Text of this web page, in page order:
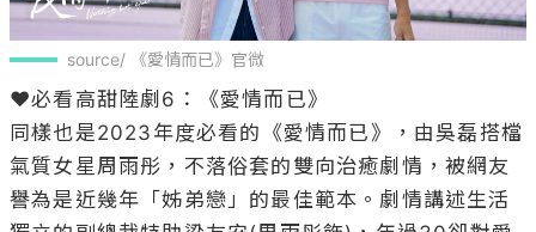
source/ 《愛情而已》官微
❤️必看高甜陸劇6：《愛情而已》
同樣也是2023年度必看的《愛情而已》，由吳磊搭檔
氣質女星周雨彤，不落俗套的雙向治癒劇情，被網友
譽為是近幾年「姊弟戀」的最佳範本。劇情講述生活